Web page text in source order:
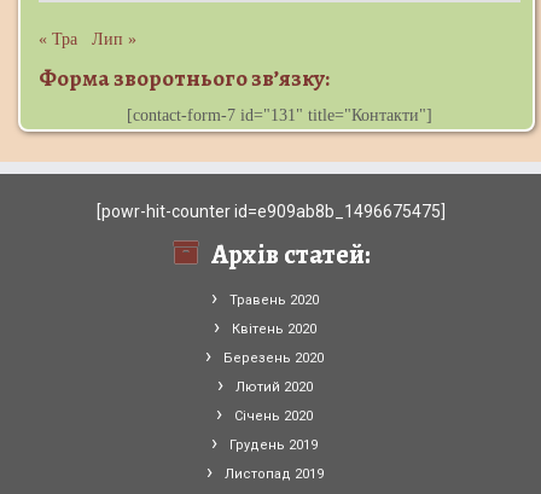
« Тра Лип »
Форма зворотнього зв’язку:
[contact-form-7 id="131" title="Контакти"]
[powr-hit-counter id=e909ab8b_1496675475]
Архів статей:
Травень 2020
Квітень 2020
Березень 2020
Лютий 2020
Січень 2020
Грудень 2019
Листопад 2019